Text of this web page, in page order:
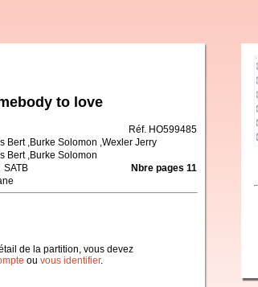
to love
Réf. HO599485
Bert ,Burke Solomon ,Wexler Jerry
Bert ,Burke Solomon
SATB
Nbre pages 11
de la partition, vous devez
ou vous identifier.